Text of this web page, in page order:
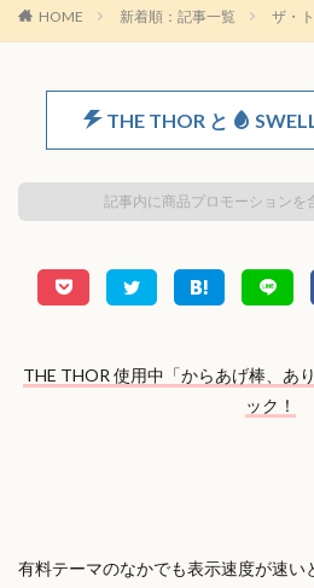
HOME 新着順：記事一覧 ザ・
THE THOR と
記事内に商品プロモーションを
THE THOR 使用中「からあげ棒、あ
ック！
有料テーマのなかでも表示速度が速い